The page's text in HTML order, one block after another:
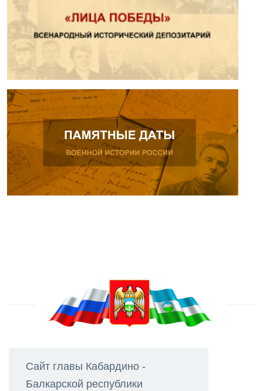
Сайт главы Кабардино -
Балкарской республики